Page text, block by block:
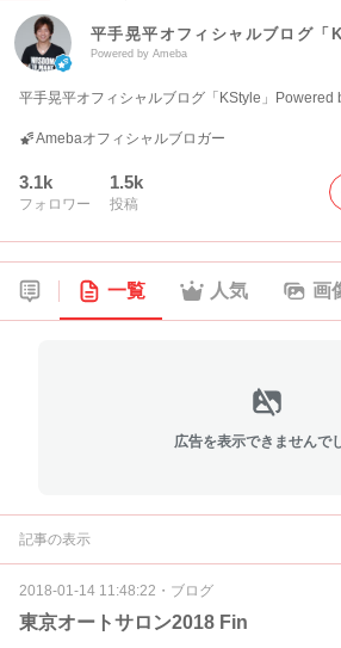
平手晃平オフィシャルブログ「
Powered by Ameba
平手晃平オフィシャルブログ「KStyle」Powered
Amebaオフィシャルブロガー
3.1k
フォロワー
1.5k
投稿
一覧 人気 画
広告を表示できませんで
記事の表示
2018-01-14 11:48:22 ・ ブログ
東京オートサロン2018 Fin